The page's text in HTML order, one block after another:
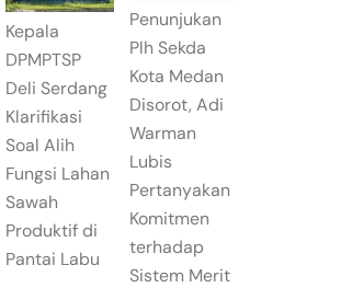
Kepala
DPMPTSP
Deli Serdang
Klarifikasi
Soal Alih
Fungsi Lahan
Sawah
Produktif di
Pantai Labu
Penunjukan
Plh Sekda
Kota Medan
Disorot, Adi
Warman
Lubis
Pertanyakan
Komitmen
terhadap
Sistem Merit